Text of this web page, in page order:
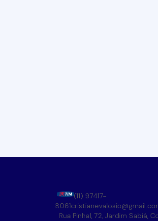
(11) 97417-
8061
Rua Pinhal 72 Jardim Sabiá